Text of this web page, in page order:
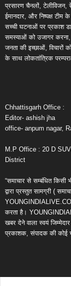
प्रसारण चैनलों, टेलीविजन,
ईमानदार, और निष्पक्ष
सच्ची घटनाओं पर प्रकाश
समस्याओं को उजागर
जनता की इच्छाओं, विचारों
के साथ लोकतांत्रिक
Chhattisgarh Office :
Editor- ashish jha
office- anpum nagar,
M.P Office : 20 D
District
“समाचार से सम्बंधित किसी
द्वारा प्रस्तुत सामग्री (
करता है।
खबर देने वाला स्वयं
प्रकाशक, संपादक की कोई भी